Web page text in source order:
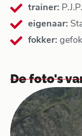
trainer:
eigenaar:
fokker:
De foto's